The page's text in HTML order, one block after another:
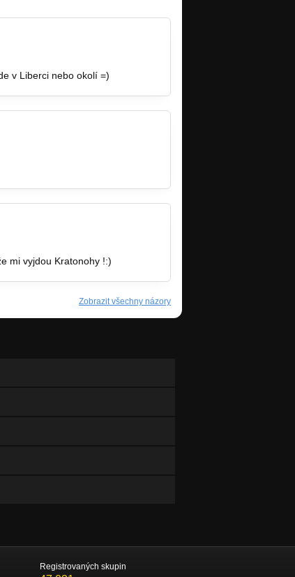
v Liberci nebo okolí =)
mi vyjdou Kratonohy !:)
Zobrazit všechny názory
Registrovaných skupin